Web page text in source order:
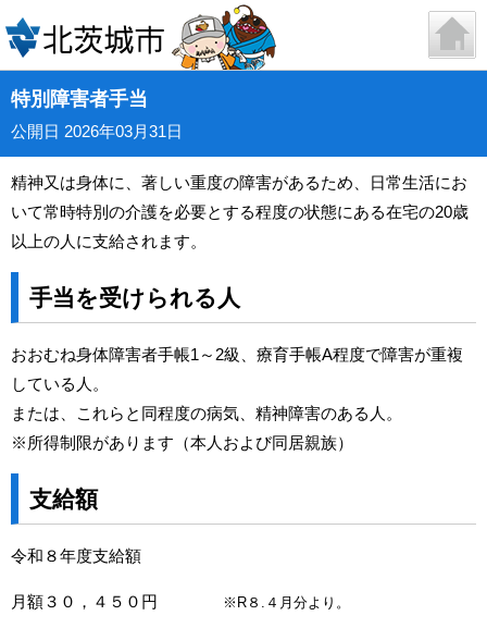
特別障害者手当
公開日 2026年03月31日
精神又は身体に、著しい重度の障害があるため、日常生活にお
いて常時特別の介護を必要とする程度の状態にある在宅の20歳
以上の人に支給されます。
手当を受けられる人
おおむね身体障害者手帳1～2級、療育手帳A程度で障害が重複
している人。
または、これらと同程度の病気、精神障害のある人。
※所得制限があります（本人および同居親族）
支給額
令和８年度支給額
月額３０，４５０円 ※R８.４月分より。